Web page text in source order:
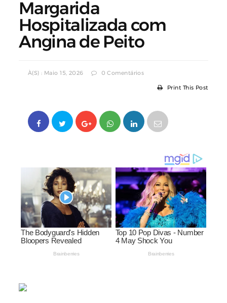
Margarida
Hospitalizada com
Angina de Peito
À(s) : Maio 15, 2026 0 Comentários
Print This Post